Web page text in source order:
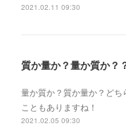
2021.02.11 09:30
量か質か？ 質か量か？ ど
こともありますね！
2021.02.05 09:30